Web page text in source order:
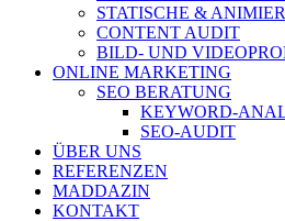
STATISCHE &
CONTENT AUDIT
BILD- UND
ONLINE MARKETING
SEO BERATUNG
KEYWORD-
SEO-AUDIT
ÜBER UNS
REFERENZEN
MADDAZIN
KONTAKT